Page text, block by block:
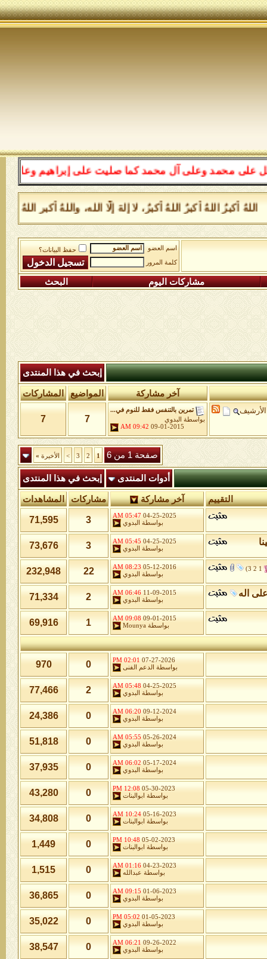
محمد وعلى آل محمد كما صليت على إبراهيم وعلى آل
أكبرُ اللهُ أكبرُ اللهُ أكبرُ، لا إلهَ إلَّا الله، واللهُ أكبر
اسم العضو
حفظ البيانات؟
كلمة المرور
مشاركات اليوم البحث
إبحث في هذا المنتدى
آخر مشاركة المواضيع المشاركات
الأرشيف
تمرين بالتنفس فقط للنوم في...
بواسطة
البدوي
09-01-2015
09:42 AM
7
7
صفحة 1 من 6 1
2
3
> الأخيرة »
أدوات المنتدى إبحث في هذا المنتدى
التقييم آخر مشاركة مشاركات المشاهدات
04-25-2025
05:47 AM
بواسطة
البدوي 3
71,595
04-25-2025
05:45 AM
بواسطة
البدوي 3
73,676
1
2
3
)
05-12-2016
08:23 AM
بواسطة
البدوي 22
232,948
اله 11-09-2015
06:46 AM
بواسطة
البدوي 2
71,334
09-01-2015
09:08 AM
بواسطة Mounya
1
69,916
07-27-2026
02:01 PM
بواسطة
الدعم الفنى 0
970
04-25-2025
05:48 AM
بواسطة
البدوي 2
77,466
09-12-2024
06:20 AM
بواسطة
البدوي 0
24,386
05-26-2024
05:55 AM
بواسطة
البدوي 0
51,818
05-17-2024
06:02 AM
بواسطة
البدوي 0
37,935
05-30-2023
12:08 PM
بواسطة
ابوالبنات 0
43,280
05-16-2023
10:24 AM
بواسطة
ابوالبنات 0
34,808
05-02-2023
10:48 PM
بواسطة
ابوالبنات 0
1,449
04-23-2023
01:16 AM
بواسطة عبدالله 0
1,515
01-06-2023
09:15 AM
بواسطة
البدوي 0
36,865
01-05-2023
05:02 PM
بواسطة
البدوي 0
35,022
09-26-2022
06:21 AM
بواسطة
البدوي 0
38,547